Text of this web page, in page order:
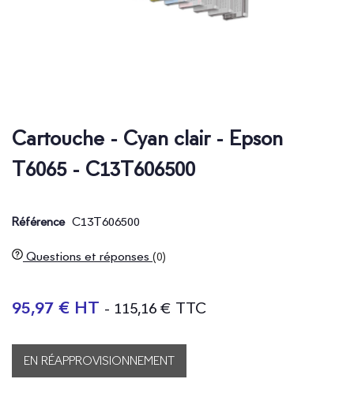
Cartouche - Cyan clair - Epson
T6065 - C13T606500
Référence C13T606500
Questions et réponses (0)
95,97 € HT - 115,16 € TTC
EN RÉAPPROVISIONNEMENT